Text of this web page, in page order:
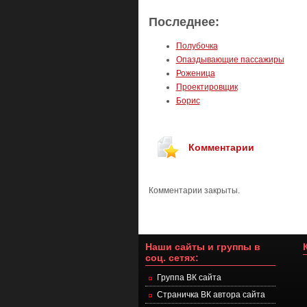
Последнее:
Полубочка
Опаздывающие пассажиры
Роженица
Проектировщик
Борис
Комментарии
Комментарии закрыты.
Наши сайты и группы в
соц. сетях:
Группа ВК сайта
Страничка ВК автора сайта